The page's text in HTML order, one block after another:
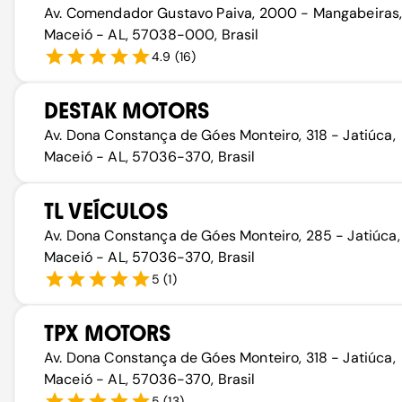
Av. Comendador Gustavo Paiva, 2000 - Mangabeiras,
Maceió - AL, 57038-000, Brasil
4.9 (16)
DESTAK MOTORS
Av. Dona Constança de Góes Monteiro, 318 - Jatiúca,
Maceió - AL, 57036-370, Brasil
TL VEÍCULOS
Av. Dona Constança de Góes Monteiro, 285 - Jatiúca,
Maceió - AL, 57036-370, Brasil
5 (1)
TPX MOTORS
Av. Dona Constança de Góes Monteiro, 318 - Jatiúca,
Maceió - AL, 57036-370, Brasil